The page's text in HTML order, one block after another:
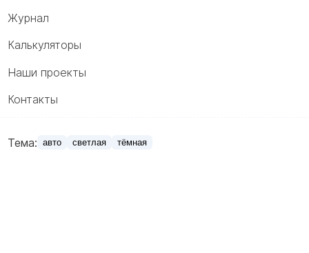
Журнал
Калькуляторы
Наши проекты
Контакты
Тема: авто светлая тёмная